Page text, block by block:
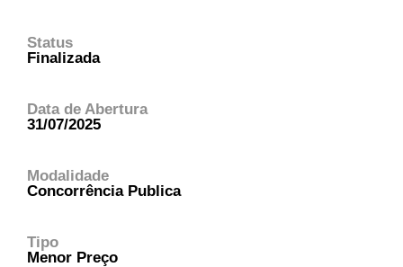
Status
Finalizada
Data de Abertura
31/07/2025
Modalidade
Concorrência Publica
Tipo
Menor Preço